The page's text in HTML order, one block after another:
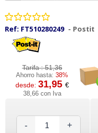
Ref: FT510280249 - Postit
Tarifa :51,36
Ahorro hasta:38%
desde: 31,95 €
38,66 con Iva
- +